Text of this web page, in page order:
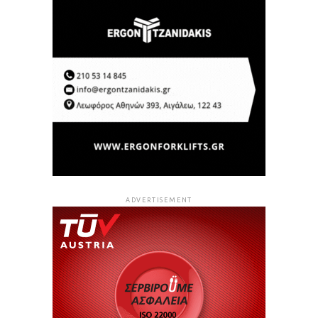
ADVERTISEMENT